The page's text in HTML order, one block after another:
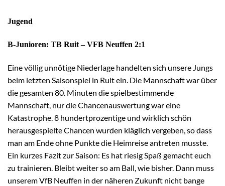
Jugend
B-Junioren: TB Ruit – VFB Neuffen 2:1
Eine völlig unnötige Niederlage handelten sich unsere Jungs
beim letzten Saisonspiel in Ruit ein. Die Mannschaft war über
die gesamten 80. Minuten die spielbestimmende
Mannschaft, nur die Chancenauswertung war eine
Katastrophe. 8 hundertprozentige und wirklich schön
herausgespielte Chancen wurden kläglich vergeben, so dass
man am Ende ohne Punkte die Heimreise antreten musste.
Ein kurzes Fazit zur Saison: Es hat riesig Spaß gemacht euch
zu trainieren. Bleibt weiter so am Ball, wie bisher. Dann muss
unserem VfB Neuffen in der näheren Zukunft nicht bange